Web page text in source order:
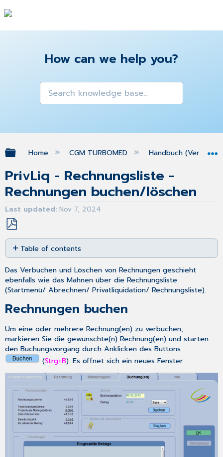
How can we help you?
Expand/collapse global hierarchy
Home CGM TURBOMED Handbuch (Version
PrivLiq - Rechnungsliste -
Rechnungen buchen/löschen
Last updated Nov 7, 2024
Save
as
PDF
Table of contents
buchen
Buchungen
rückgängig
machen
Privatrechnungsbeträge
ins
Kassenbuch
Rechnungen
löschen
rückgängig
machen
Das Verbuchen und Löschen von Rechnungen geschieht
ebenfalls wie das Mahnen über die Rechnungsliste
(Startmenü/Abrechnen/Privatliquidation/Rechnungsliste).
Rechnungen buchen
Um eine oder mehrere Rechnung(en) zu verbuchen,
markieren Sie die gewünschte(n) Rechnung(en) und starten
den Buchungsvorgang durch Anklicken des Buttons
(Strg+B). Es öffnet sich ein neues Fenster: